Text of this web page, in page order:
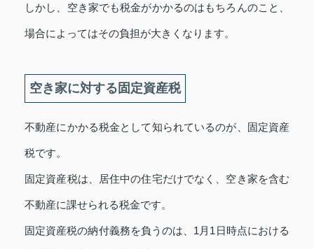
しかし、空き家でも税金がかかるのはもちろんのこと、
場合によってはその負担が大きくなります。
空き家に対する固定資産税
不動産にかかる税金として知られているのが、固定資産
税です。
固定資産税は、居住中の住宅だけでなく、空き家を含む
不動産に課せられる税金です。
固定資産税の納付義務を負うのは、1月1日時点における